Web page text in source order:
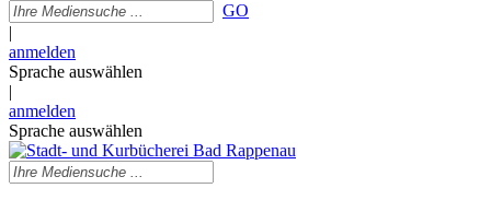
GO
|
anmelden
Sprache auswählen
|
anmelden
Sprache auswählen